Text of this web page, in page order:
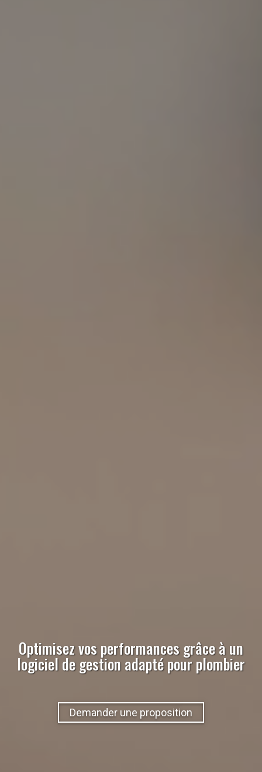
Optimisez vos performances grâce à un
logiciel de gestion adapté pourplombier
Demander une proposition